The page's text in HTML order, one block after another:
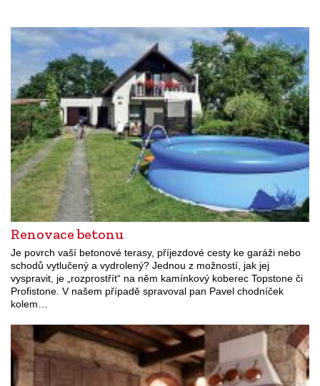
Renovace betonu
Je povrch vaší betonové terasy, příjezdové cesty ke garáži nebo
schodů vytlučený a vydrolený? Jednou z možností, jak jej
vyspravit, je „rozprostřít“ na něm kamínkový koberec Topstone či
Profistone. V našem případě spravoval pan Pavel chodníček
kolem…